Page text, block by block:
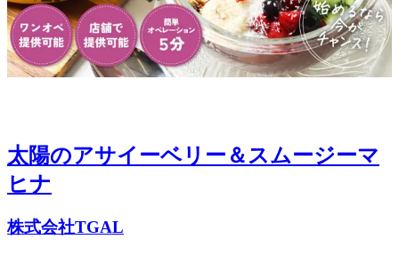
太陽のアサイーベリー＆スムージーマ
ヒナ
株式会社TGAL